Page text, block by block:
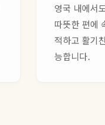
영국 내에서
따뜻한 편에
적하고 활기
능합니다.